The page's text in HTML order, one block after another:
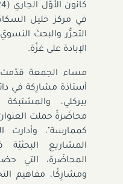
في مركز خليل
التحرُّر والبحث
الإبادة على غزّة.
مساء الجمعة قدّمت
أستاذة مشارِكة في
بيركلي،
محاضَرةً حملت
كممارسة"، وأدارت
المشاريع
المحاضَرة، التي
ومشارِكًا، مفاهيم